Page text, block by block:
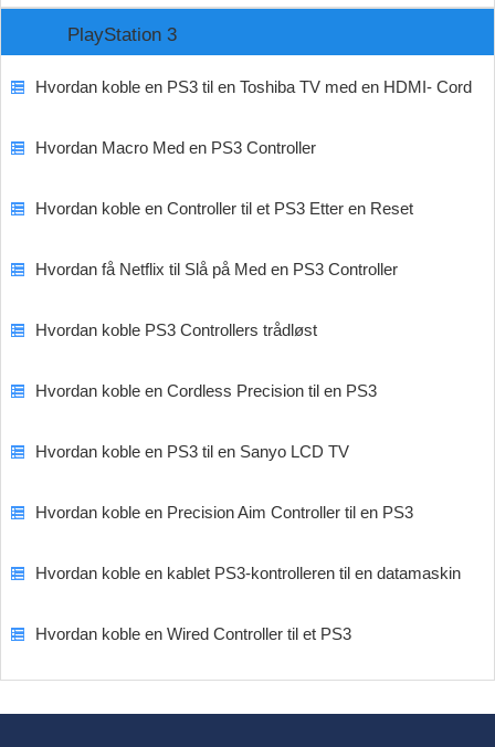
PlayStation 3
Hvordan koble en PS3 til en Toshiba TV med en HDMI- Cord
Hvordan Macro Med en PS3 Controller
Hvordan koble en Controller til et PS3 Etter en Reset
Hvordan få Netflix til Slå på Med en PS3 Controller
Hvordan koble PS3 Controllers trådløst
Hvordan koble en Cordless Precision til en PS3
Hvordan koble en PS3 til en Sanyo LCD TV
Hvordan koble en Precision Aim Controller til en PS3
Hvordan koble en kablet PS3-kontrolleren til en datamaskin
Hvordan koble en Wired Controller til et PS3